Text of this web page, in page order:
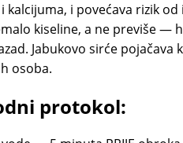
i povećava rizik od
kiseline, a ne previše —
Jabukovo sirće pojačava
osoba.
protokol: